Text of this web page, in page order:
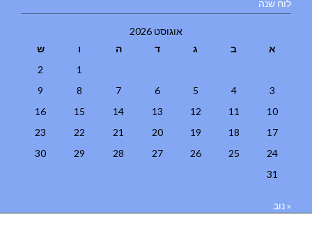
לוח שנה
אוגוסט 2026
א
ב ג ד ה ו
ש
1
2
3
4
5
6
7
8
9
10
11
12
13
14
15
16
17
18
19
20
21
22
23
24
25
26
27
28
29
30
31
« נוב